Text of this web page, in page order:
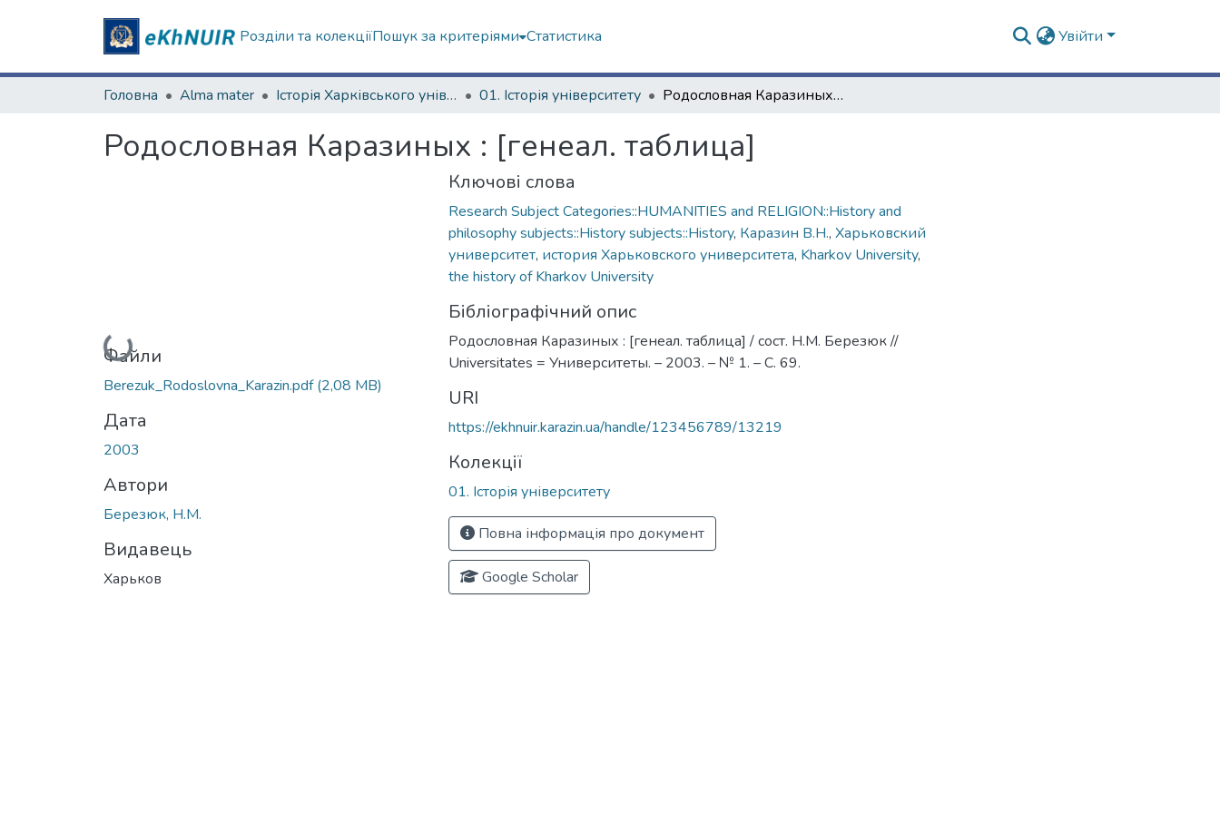
Розділи та колекціїПошук за критеріями Статистика Увійти
Головна Alma mater Історія Харківського університету 01. Історія університету Родословная Каразиных : [генеал. таблица]
Родословная Каразиных : [генеал. таблица]
Вантажиться...
Файли
Berezuk_Rodoslovna_Karazin.pdf(2,08 MB)
Дата
2003
Автори
Березюк, Н.М.
Видавець
Харьков
Ключові слова
Research Subject Categories::HUMANITIES and RELIGION::History and
philosophy subjects::History subjects::History, Каразин В.Н., Харьковский
университет, история Харьковского университета, Kharkov University,
the history of Kharkov University
Бібліографічний опис
Родословная Каразиных : [генеал. таблица] / сост. Н.М. Березюк //
Universitates = Университеты. – 2003. – № 1. – С. 69.
URI
https://ekhnuir.karazin.ua/handle/123456789/13219
Колекції
01. Історія університету
Повна інформація про документ
Google Scholar